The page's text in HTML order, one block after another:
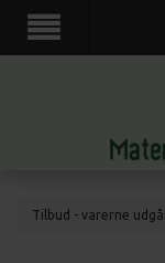
scrapkort,
Tilbud - varerne